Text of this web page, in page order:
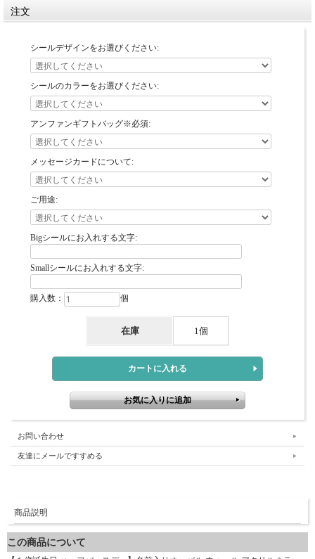
注文
シールデザインをお選びください:
シールのカラーをお選びください:
アンファンギフトバッグ※必須:
メッセージカードについて:
ご用途:
Bigシールにお入れする文字:
Smallシールにお入れする文字:
購入数： 個
在庫 1個
お問い合わせ
友達にメールですすめる
商品説明
この商品について